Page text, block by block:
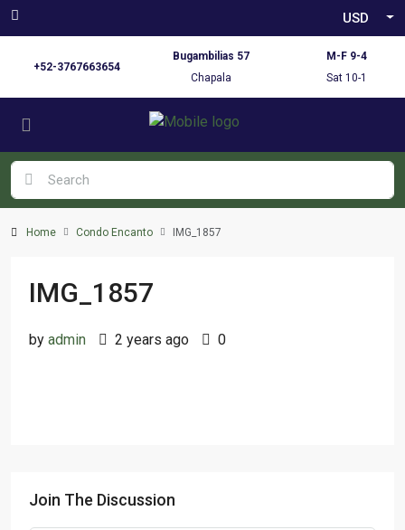
USD
+52-3767663654
Bugambilias 57
Chapala
M-F 9-4
Sat 10-1
Home Condo Encanto IMG_1857
IMG_1857
by admin 2 years ago 0
Join The Discussion